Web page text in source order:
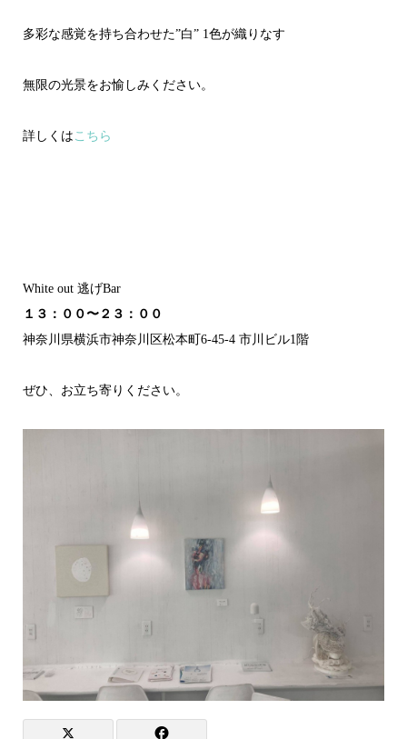
多彩な感覚を持ち合わせた”白” 1色が織りなす
無限の光景をお愉しみください。
詳しくは こちら
White out 逃げBar
１３：００〜２３：００
神奈川県横浜市神奈川区松本町6-45-4 市川ビル1階
ぜひ、お立ち寄りください。